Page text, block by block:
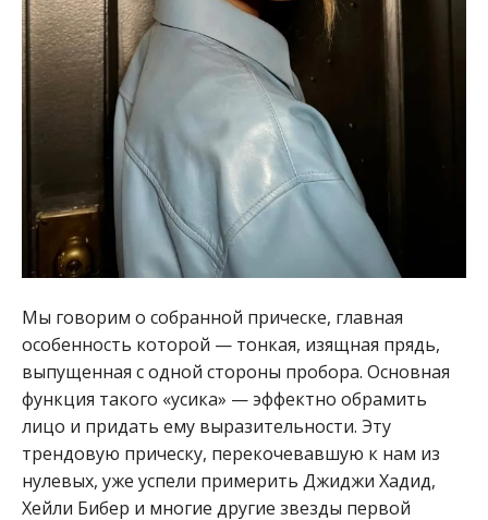
Мы говорим о собранной прическе, главная
особенность которой — тонкая, изящная прядь,
выпущенная с одной стороны пробора. Основная
функция такого «усика» — эффектно обрамить
лицо и придать ему выразительности. Эту
трендовую прическу, перекочевавшую к нам из
нулевых, уже успели примерить Джиджи Хадид,
Хейли Бибер и многие другие звезды первой